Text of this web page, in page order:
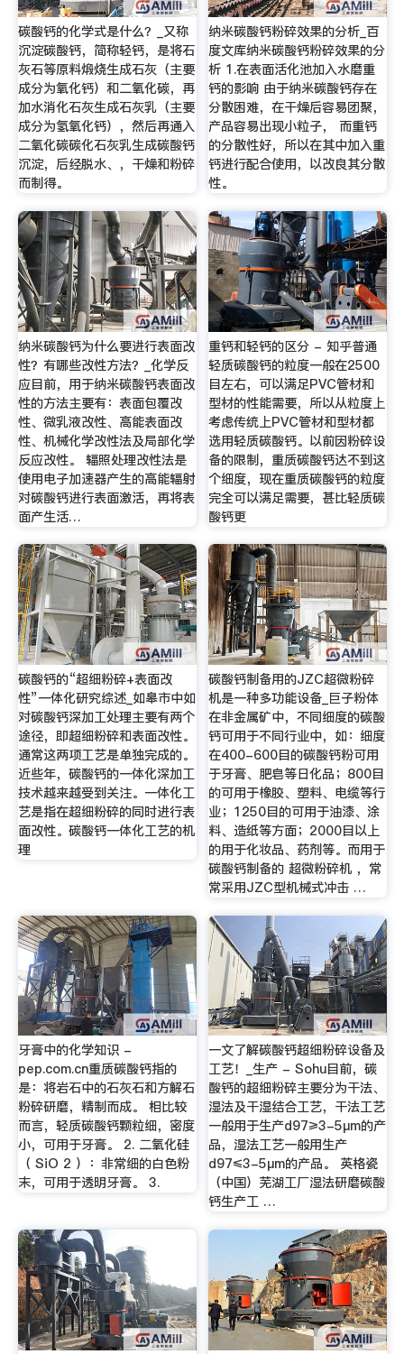
碳酸钙的化学式是什么？_又称
沉淀碳酸钙，简称轻钙，是将石
灰石等原料煅烧生成石灰（主要
成分为氧化钙）和二氧化碳，再
加水消化石灰生成石灰乳（主要
成分为氢氧化钙），然后再通入
二氧化碳碳化石灰乳生成碳酸钙
沉淀，后经脱水、，干燥和粉碎
而制得。
纳米碳酸钙粉碎效果的分析_百
度文库纳米碳酸钙粉碎效果的分
析 1.在表面活化池加入水磨重
钙的影响 由于纳米碳酸钙存在
分散困难，在干燥后容易团聚，
产品容易出现小粒子， 而重钙
的分散性好，所以在其中加入重
钙进行配合使用，以改良其分散
性。
纳米碳酸钙为什么要进行表面改
性？有哪些改性方法？_化学反
应目前，用于纳米碳酸钙表面改
性的方法主要有：表面包覆改
性、微乳液改性、高能表面改
性、机械化学改性法及局部化学
反应改性。 辐照处理改性法是
使用电子加速器产生的高能辐射
对碳酸钙进行表面激活，再将表
面产生活…
重钙和轻钙的区分 - 知乎普通
轻质碳酸钙的粒度一般在2500
目左右，可以满足PVC管材和
型材的性能需要，所以从粒度上
考虑传统上PVC管材和型材都
选用轻质碳酸钙。以前因粉碎设
备的限制，重质碳酸钙达不到这
个细度，现在重质碳酸钙的粒度
完全可以满足需要，甚比轻质碳
酸钙更
碳酸钙的“超细粉碎+表面改
性”一体化研究综述_如皋市中如
对碳酸钙深加工处理主要有两个
途径，即超细粉碎和表面改性。
通常这两项工艺是单独完成的。
近些年，碳酸钙的一体化深加工
技术越来越受到关注。一体化工
艺是指在超细粉碎的同时进行表
面改性。碳酸钙一体化工艺的机
理
碳酸钙制备用的JZC超微粉碎
机是一种多功能设备_巨子粉体
在非金属矿中，不同细度的碳酸
钙可用于不同行业中，如：细度
在400-600目的碳酸钙粉可用
于牙膏、肥皂等日化品；800目
的可用于橡胶、塑料、电缆等行
业；1250目的可用于油漆、涂
料、造纸等方面；2000目以上
的用于化妆品、药剂等。而用于
碳酸钙制备的 超微粉碎机 ，常
常采用JZC型机械式冲击 …
牙膏中的化学知识 -
pep.com.cn重质碳酸钙指的
是：将岩石中的石灰石和方解石
粉碎研磨，精制而成。 相比较
而言，轻质碳酸钙颗粒细，密度
小，可用于牙膏。 2. 二氧化硅
（ SiO 2 ）：非常细的白色粉
末，可用于透明牙膏。 3.
一文了解碳酸钙超细粉碎设备及
工艺！_生产 - Sohu目前，碳
酸钙的超细粉碎主要分为干法、
湿法及干湿结合工艺，干法工艺
一般用于生产d97≥3-5μm的产
品，湿法工艺一般用生产
d97≤3-5μm的产品。 英格瓷
（中国）芜湖工厂湿法研磨碳酸
钙生产工 …